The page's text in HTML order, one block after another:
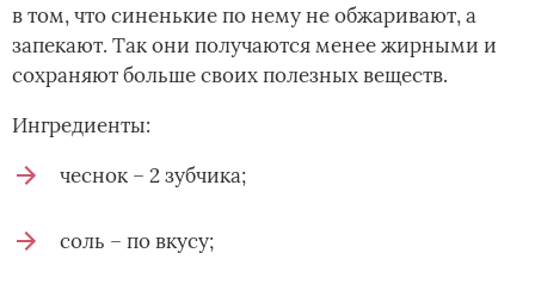
в том, что синенькие по нему не обжаривают, а
запекают. Так они получаются менее жирными и
сохраняют больше своих полезных веществ.
Ингредиенты:
чеснок – 2 зубчика;
соль – по вкусу;